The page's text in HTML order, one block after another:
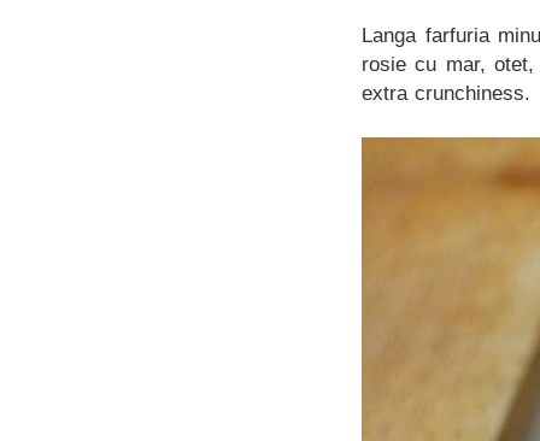
Langa farfuria
rosie cu mar,
extra crunchiness.